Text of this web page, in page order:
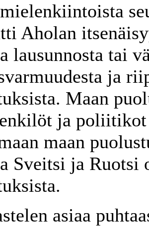
Aholan
lausunnosta tai
ja
Maan
ja
maan
Sveitsi ja Ruotsi
asiaa